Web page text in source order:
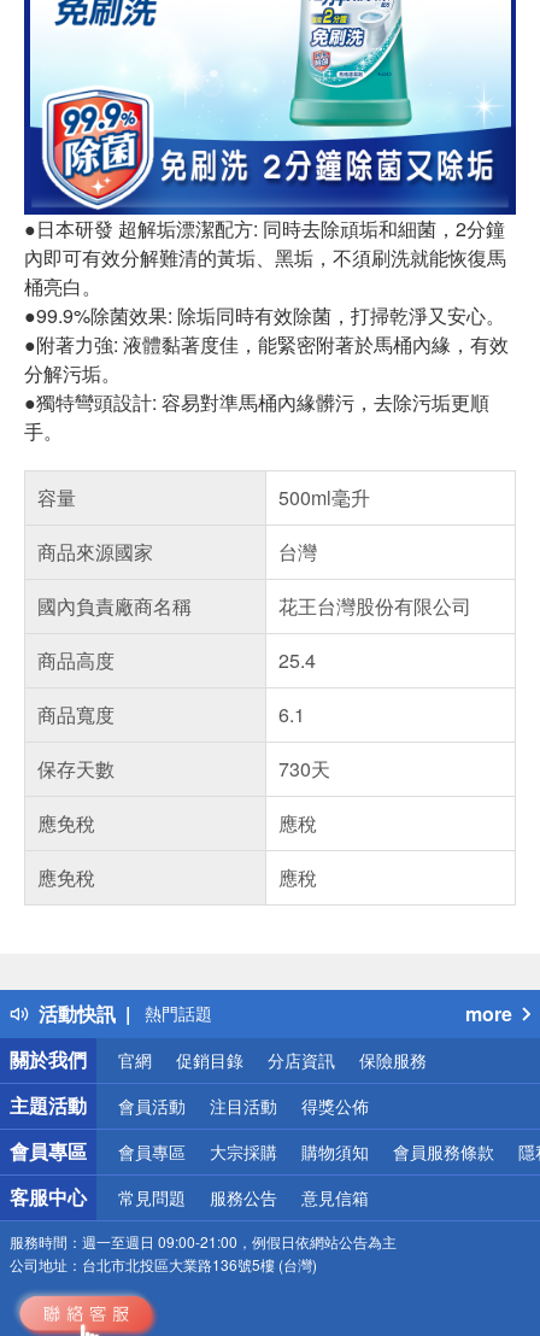
●日本研發 超解垢漂潔配方: 同時去除頑垢和細菌，2分鐘
內即可有效分解難清的黃垢、黑垢，不須刷洗就能恢復馬
桶亮白。
●99.9%除菌效果: 除垢同時有效除菌，打掃乾淨又安心。
●附著力強: 液體黏著度佳，能緊密附著於馬桶內緣，有效
分解污垢。
●獨特彎頭設計: 容易對準馬桶內緣髒污，去除污垢更順
手。
容量
500ml毫升
商品來源國家
台灣
國內負責廠商名稱
花王台灣股份有限公司
商品高度
25.4
商品寬度
6.1
保存天數
730天
應免稅
應稅
應免稅
應稅
活動快訊
得獎公告
熱門話題
銀行優惠
偏遠地區配送
詐騙網頁！請小心！
more
關於我們
官網 促銷目錄 分店資訊 保險服務
主題活動 會員活動 注目活動 得獎公佈
會員專區 會員專區 大宗採購 購物須知 會員服務條款 隱
客服中心 常見問題 服務公告 意見信箱
服務時間： 週一至週日 09:00-21:00，例假日依網站公告為主
公司地址： 台北市北投區大業路136號5樓 (台灣)